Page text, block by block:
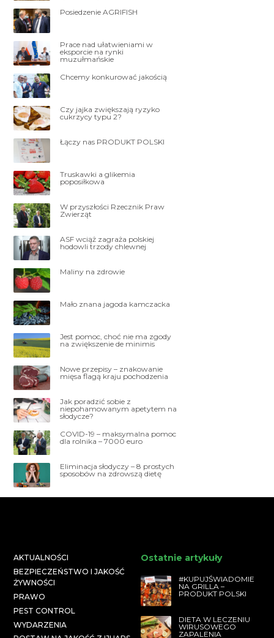
Posiedzenie AGRIFISH
Prace nad ułatwieniami w
eksporcie na rynki
muzułmańskie
Chcemy konkurować jakością
Czy jajka zwiększają ryzyko
cukrzycy typu 2?
Łączy nas PRODUKT POLSKI
Truskawki a glikemia
poposiłkowa
W przyszłości Rzecznik Praw
Zwierząt
ASF wciąż zagraża polskiej
hodowli trzody chlewnej
Maliny na zdrowie
Mało znana jagoda kamczacka
Jest pomoc, choć nie ma zgody
na zwiększenie de minimis
Nowe przepisy – znakowanie
mięsa flagą kraju pochodzenia
Jak poradzić sobie z
niepohamowanym apetytem na
słodycze?
COVID-19 – maksymalna pomoc
dla rolnika – 7000 euro
Eliminacja słodyczy – 8 prostych
sposobów na zdrowszą dietę
AKTUALNOŚCI
BEZPIECZEŃSTWO I JAKOŚĆ
ŻYWNOŚCI
PRAWO
PEST CONTROL
WYDARZENIA
Ostatnie artykuły
#KUPUJŚWIADOMIE
NA GRILLA –
PRODUKT POLSKI
DIETA W LECZENIU
WIRUSOWEGO
ZAPALENIA